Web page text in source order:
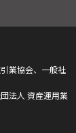
業協会、一般社
法人 資産運用業